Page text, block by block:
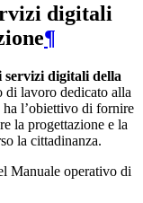
digitali
¶
servizi digitali della
di lavoro dedicato alla
l’obiettivo di fornire
la progettazione e la
la cittadinanza.
Manuale operativo di